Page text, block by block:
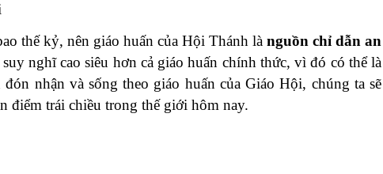
thế kỷ, nên giáo huấn của Hội Thánh là nguồn chỉ dẫn an
nghĩ cao siêu hơn cả giáo huấn chính thức, vì đó có thể là
nhận và sống theo giáo huấn của Giáo Hội, chúng ta sẽ
điểm trái chiều trong thế giới hôm nay.